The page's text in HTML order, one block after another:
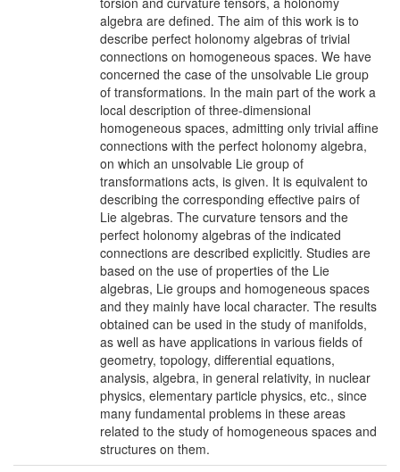
algebra are defined. The aim of this work is to
describe perfect holonomy algebras of trivial
connections on homogeneous spaces. We have
concerned the case of the unsolvable Lie group
of transformations. In the main part of the work a
local description of three-dimensional
homogeneous spaces, admitting only trivial affine
connections with the perfect holonomy algebra,
on which an unsolvable Lie group of
transformations acts, is given. It is equivalent to
describing the corresponding effective pairs of
Lie algebras. The curvature tensors and the
perfect holonomy algebras of the indicated
connections are described explicitly. Studies are
based on the use of properties of the Lie
algebras, Lie groups and homogeneous spaces
and they mainly have local character. The results
obtained can be used in the study of manifolds,
as well as have applications in various fields of
geometry, topology, differential equations,
analysis, algebra, in general relativity, in nuclear
physics, elementary particle physics, etc., since
many fundamental problems in these areas
related to the study of homogeneous spaces and
structures on them.